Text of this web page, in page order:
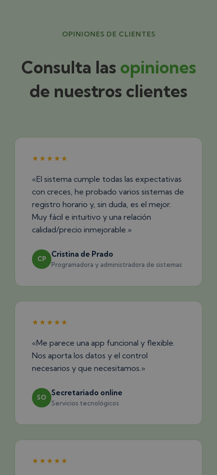
OPINIONES DE CLIENTES
Consulta las opiniones
de nuestros clientes
★★★★★
«El sistema cumple todas las expectativas
con creces, he probado varios sistemas de
registro horario y, sin duda, es el mejor.
Muy fácil e intuitivo y una relación
calidad/precio inmejorable.»
CP
Cristina de Prado
Programadora y administradora de sistemas
★★★★★
«Me parece una app funcional y flexible.
Nos aporta los datos y el control
necesarios y que necesitamos.»
SO
Secretariado online
Servicios tecnológicos
★★★★★